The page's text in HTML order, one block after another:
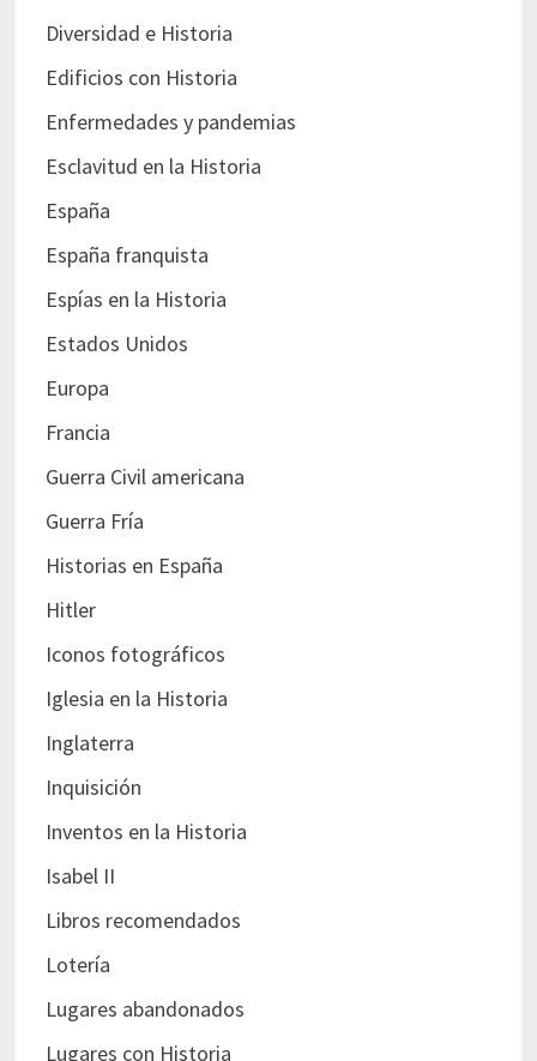
Diversidad e Historia
Edificios con Historia
Enfermedades y pandemias
Esclavitud en la Historia
España
España franquista
Espías en la Historia
Estados Unidos
Europa
Francia
Guerra Civil americana
Guerra Fría
Historias en España
Hitler
Iconos fotográficos
Iglesia en la Historia
Inglaterra
Inquisición
Inventos en la Historia
Isabel II
Libros recomendados
Lotería
Lugares abandonados
Lugares con Historia